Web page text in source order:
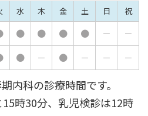
水 木 金 土 日 祝
● ● ● ● －
－
● － ● － － －
内科の診療時間です。
時30分、乳児検診は12時